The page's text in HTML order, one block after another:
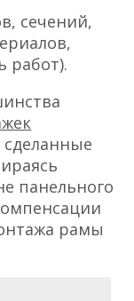
сечений,
работ).
панельного
рамы